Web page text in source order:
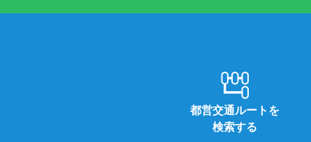
都営交通ルートを
検索する